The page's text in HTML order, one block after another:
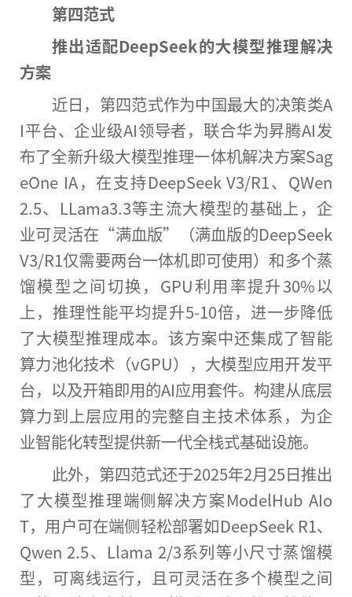
第四范式
推出适配DeepSeek的大模型推理解决
方案
近日，第四范式作为中国最大的决策类A
I平台、企业级AI领导者，联合华为昇腾AI发
布了全新升级大模型推理一体机解决方案Sag
eOne IA，在支持DeepSeek V3/R1、QWen
2.5、LLama3.3等主流大模型的基础上，企
业可灵活在“满血版”（满血版的DeepSeek
V3/R1仅需要两台一体机即可使用）和多个蒸
馏模型之间切换，GPU利用率提升30%以
上，推理性能平均提升5-10倍，进一步降低
了大模型推理成本。该方案中还集成了智能
算力池化技术（vGPU），大模型应用开发平
台，以及开箱即用的AI应用套件。构建从底层
算力到上层应用的完整自主技术体系，为企
业智能化转型提供新一代全栈式基础设施。
此外，第四范式还于2025年2月25日推出
了大模型推理端侧解决方案ModelHub AIo
T，用户可在端侧轻松部署如DeepSeek R1、
Qwen 2.5、Llama 2/3系列等小尺寸蒸馏模
型，可离线运行，且可灵活在多个模型之间